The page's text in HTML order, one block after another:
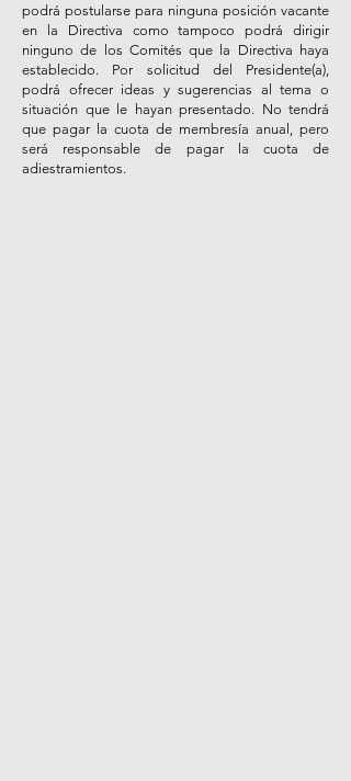
podrá postularse para ninguna posición vacante
en la Directiva como tampoco podrá dirigir
ninguno de los Comités que la Directiva haya
establecido. Por solicitud del Presidente(a),
podrá ofrecer ideas y sugerencias al tema o
situación que le hayan presentado. No tendrá
que pagar la cuota de membresía anual, pero
será responsable de pagar la cuota de
adiestramientos.